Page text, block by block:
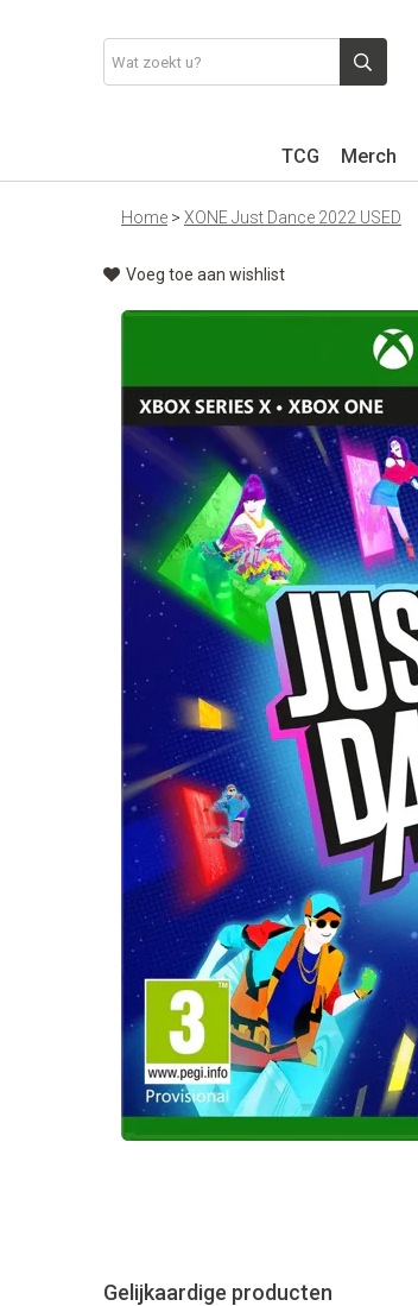
TCG Merch
Home > XONE Just Dance 2022 USED
Voeg toe aan wishlist
Gelijkaardige producten